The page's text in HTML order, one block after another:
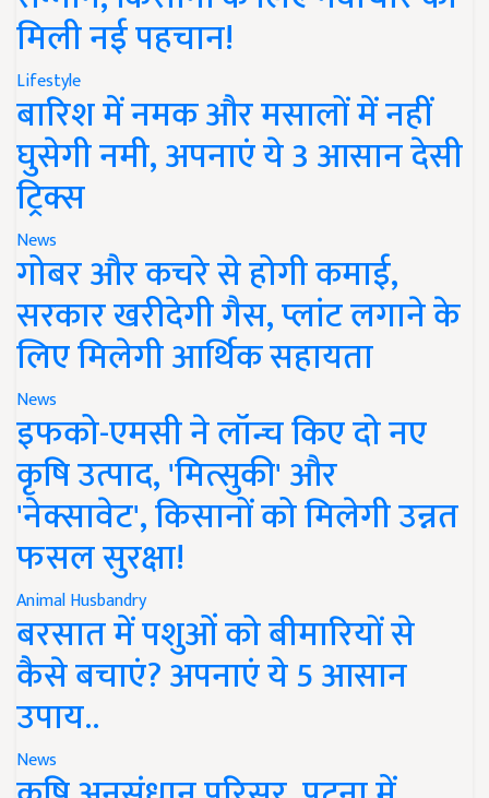
मिली नई पहचान!
Lifestyle
बारिश में नमक और मसालों में नहीं
घुसेगी नमी, अपनाएं ये 3 आसान देसी
ट्रिक्स
News
गोबर और कचरे से होगी कमाई,
सरकार खरीदेगी गैस, प्लांट लगाने के
लिए मिलेगी आर्थिक सहायता
News
इफको-एमसी ने लॉन्च किए दो नए
कृषि उत्पाद, 'मित्सुकी' और
'नेक्सावेट', किसानों को मिलेगी उन्नत
फसल सुरक्षा!
Animal Husbandry
बरसात में पशुओं को बीमारियों से
कैसे बचाएं? अपनाएं ये 5 आसान
उपाय..
News